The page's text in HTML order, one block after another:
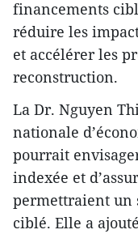
financements
réduire les
et accélérer les
reconstruction.
La Dr. Nguyen
nationale
pourrait
indexée et
permettraient un
ciblé. Elle a